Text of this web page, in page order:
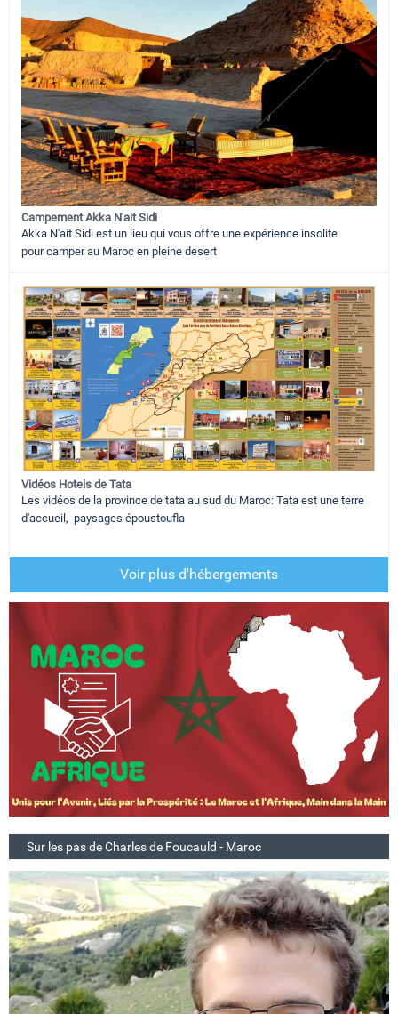
Campement Akka N'ait Sidi
Akka N'ait Sidi est un lieu qui vous offre une expérience insolite
pour camper au Maroc en pleine desert
Vidéos Hotels de Tata
Les vidéos de la province de tata au sud du Maroc: Tata est une terre
d'accueil, paysages époustoufla
Voir plus d'hébergements
Sur les pas de Charles de Foucauld - Maroc